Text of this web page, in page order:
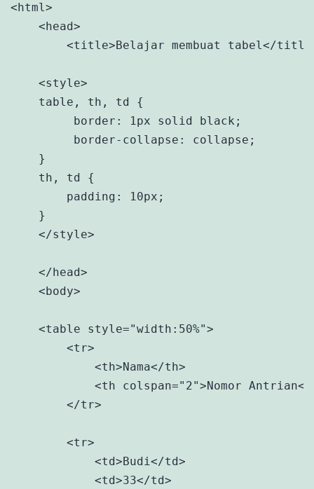
<html>
    <head>
<title>Belajar membuat tabel</
    <style>
    table, th, td {
         border: 1px solid black;
         border-collapse: collapse;
    }
    th, td {
        padding: 10px;
    }
    </style>
    </head>
    <body>
    <table style="width:50%">
        <tr>
            <th>Nama</th>
<th colspan="2">Nomor
        </tr>
        <tr>
            <td>Budi</td>
            <td>33</td>